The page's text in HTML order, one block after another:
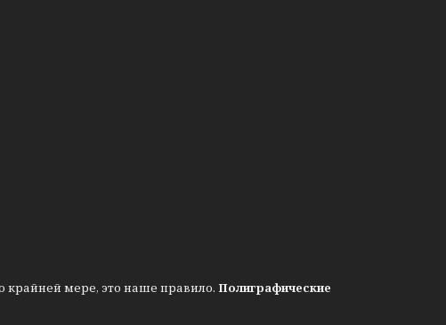
крайней мере, это наше правило. Полиграфические